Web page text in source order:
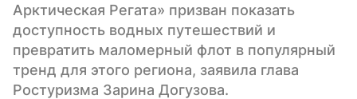
Арктическая Регата» призван показать
доступность водных путешествий и
превратить маломерный флот в популярный
тренд для этого региона, заявила глава
Ростуризма Зарина Догузова.